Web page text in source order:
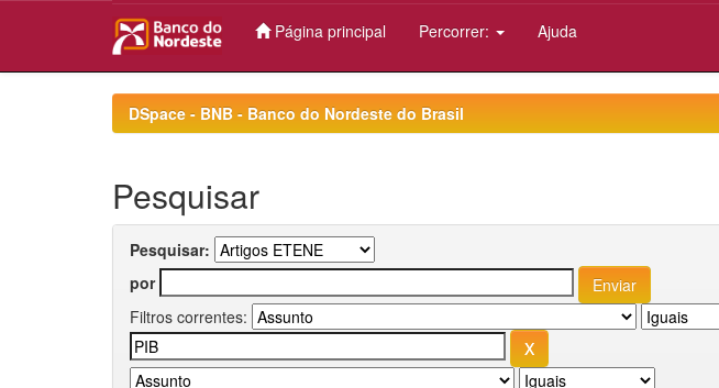
Página principal Percorrer: Ajuda
DSpace - BNB - Banco do Nordeste do Brasil
Pesquisar
Pesquisar:
por
Filtros correntes: